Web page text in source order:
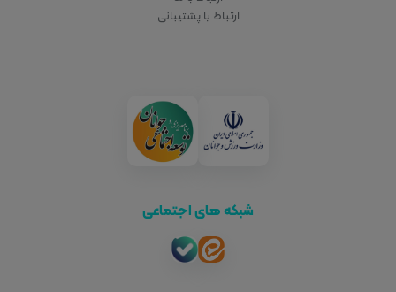
ارتباط با پشتیبانی
شبکه های اجتماعی